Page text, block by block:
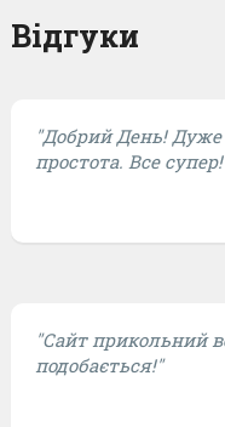
Відгуки
"Добрий День! Дуже
простота. Все
"Сайт прикольний
подобається!"